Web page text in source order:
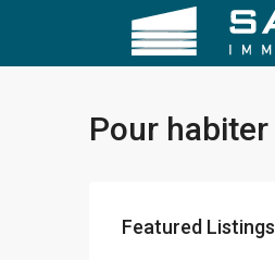
Pour habiter
Featured Listings